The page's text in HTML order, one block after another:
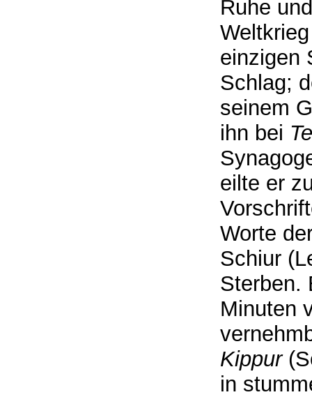
Ruhe
einzigen
Schlag;
seinem
ihn bei
eilte er
Worte
Schiur
Sterben.
Minuten
Kippur
in